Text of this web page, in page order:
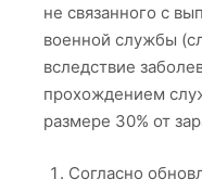
не связанного с
военной службы
вследствие
прохождением
размере 30% от
Согласно